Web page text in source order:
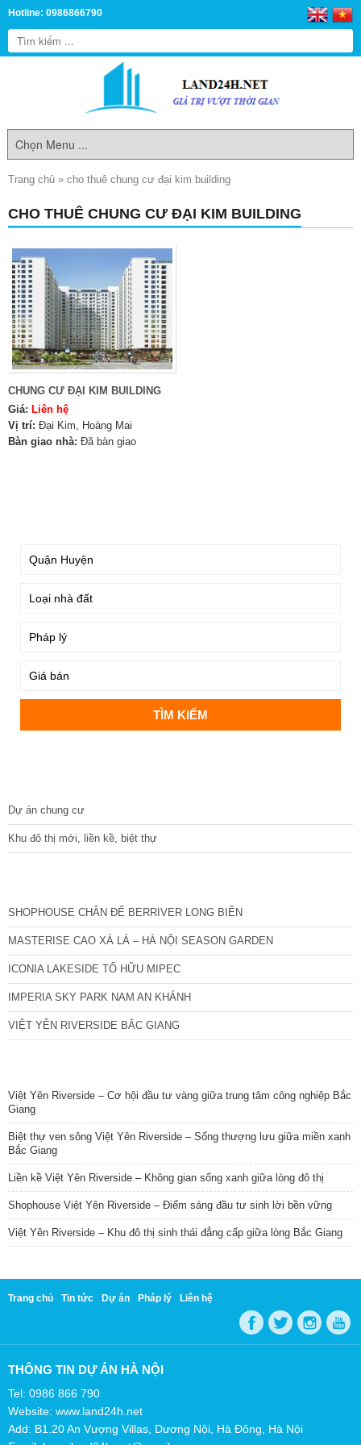
Hotline: 0986866790
Trang chủ » cho thuê chung cư đại kim building
CHO THUÊ CHUNG CƯ ĐẠI KIM BUILDING
CHUNG CƯ ĐẠI KIM BUILDING
Giá: Liên hệ
Vị trí: Đại Kim, Hoàng Mai
Bàn giao nhà: Đã bàn giao
Dự án chung cư
Khu đô thị mới, liền kề, biệt thự
SHOPHOUSE CHÂN ĐẾ BERRIVER LONG BIÊN
MASTERISE CAO XÀ LÁ – HÀ NỘI SEASON GARDEN
ICONIA LAKESIDE TỐ HỮU MIPEC
IMPERIA SKY PARK NAM AN KHÁNH
VIỆT YÊN RIVERSIDE BẮC GIANG
Việt Yên Riverside – Cơ hội đầu tư vàng giữa trung tâm công nghiệp Bắc
Giang
Biệt thự ven sông Việt Yên Riverside – Sống thượng lưu giữa miền xanh
Bắc Giang
Liền kề Việt Yên Riverside – Không gian sống xanh giữa lòng đô thị
Shophouse Việt Yên Riverside – Điểm sáng đầu tư sinh lời bền vững
Việt Yên Riverside – Khu đô thị sinh thái đẳng cấp giữa lòng Bắc Giang
Trang chủ Tin tức Dự án Pháp lý Liên hệ
THÔNG TIN DỰ ÁN HÀ NỘI
Tel: 0986 866 790
Website: www.land24h.net
Add: B1.20 An Vượng Villas, Dương Nội, Hà Đông, Hà Nội